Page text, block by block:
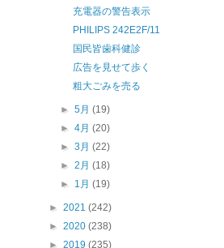
充電器の警告表示
PHILIPS 242E2F/11
国民皆歯科健診
広告を見せて歩く
粗大ごみを売る
►5月(19)
►4月(20)
►3月(22)
►2月(18)
► 1月(19)
► 2021 (242)
► 2020 (238)
► 2019 (235)